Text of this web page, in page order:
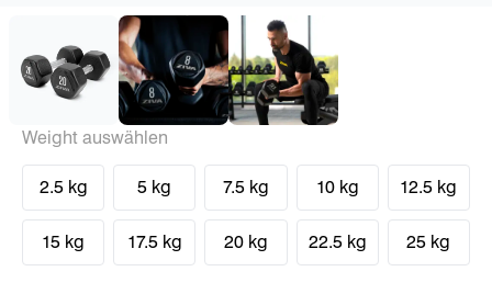
Weight auswählen
2.5 kg 5 kg 7.5 kg 10 kg 12.5 kg
15 kg 17.5 kg 20 kg 22.5 kg 25 kg